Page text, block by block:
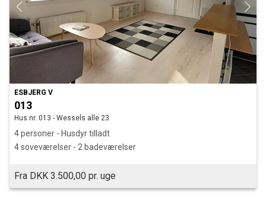
ESBJERG V
013
Hus nr. 013 - Wessels alle 23
4 personer - Husdyr tilladt
4 soveværelser - 2 badeværelser
Fra DKK 3.500,00 pr. uge